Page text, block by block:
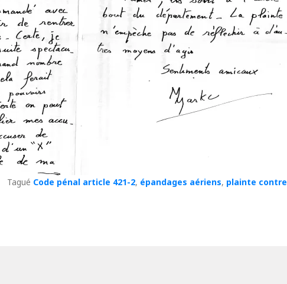
Tagué Code pénal article 421-2, épandages aériens, plainte contre